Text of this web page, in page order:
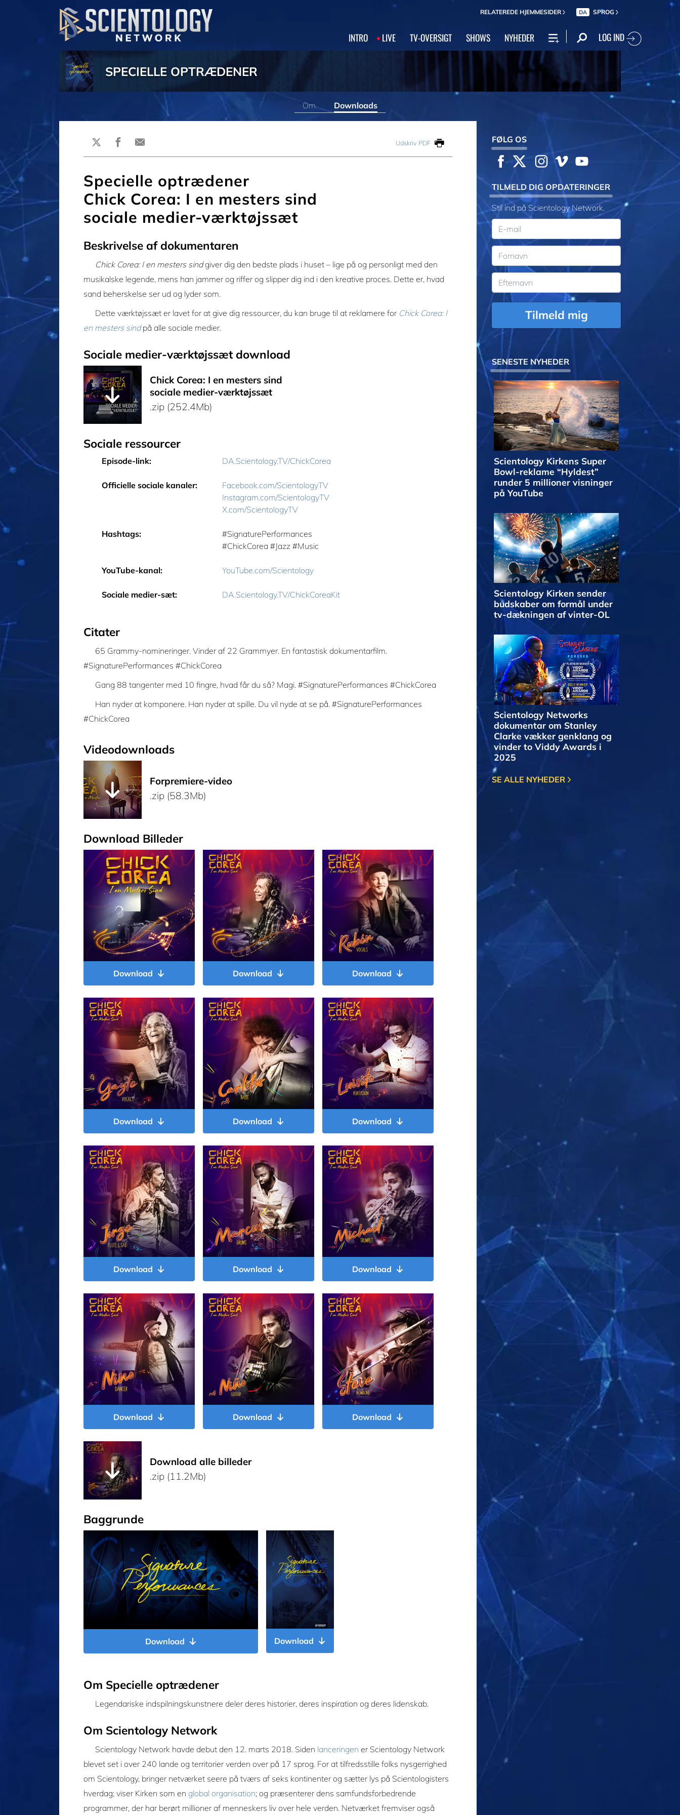
RELATEREDE HJEMMESIDER DA SPROG
INTRO LIVE TV‑OVERSIGT SHOWS NYHEDER LOG IND
SPECIELLE OPTRÆDENER
Om Downloads
Udskriv PDF
Specielle optrædener
Chick Corea: I en mesters sind
sociale medier-værktøjssæt
Beskrivelse af dokumentaren
Chick Corea: I en mesters sindgiver dig den bedste plads i huset – lige på og personligt med den
musikalske legende, mens han jammer og riffer og slipper dig ind i den kreative proces. Dette er, hvad
sand beherskelse ser ud og lyder som.
Dette værktøjssæt er lavet for at give dig ressourcer, du kan bruge til at reklamere for Chick Corea: I
en mesters sindpå alle sociale medier.
Sociale medier-værktøjssæt download
Chick Corea: I en mesters sind
sociale medier-værktøjssæt
.zip (252.4Mb)
Sociale ressourcer
Episode-link: DA.Scientology.TV/ChickCorea
Officielle sociale kanaler:
Facebook.com/ScientologyTV
Instagram.com/ScientologyTV
X.com/ScientologyTV
Hashtags:
‎#SignaturePerformances
‎#ChickCorea ‎#Jazz ‎#Music
YouTube-kanal: YouTube.com/Scientology
Sociale medier-sæt: DA.Scientology.TV/ChickCoreaKit
Citater
65 Grammy-nomineringer. Vinder af 22 Grammyer. En fantastisk dokumentarfilm.
#SignaturePerformances #ChickCorea
Gang 88 tangenter med 10 fingre, hvad får du så? Magi. #SignaturePerformances #ChickCorea
Han nyder at komponere. Han nyder at spille. Du vil nyde at se på. #SignaturePerformances
#ChickCorea
Videodownloads
Forpremiere-video
.zip (58.3Mb)
Download Billeder
Download Download Download
Download Download Download
Download Download Download
Download Download Download
Download alle billeder
.zip (11.2Mb)
Baggrunde
Download Download
Om Specielle optrædener
Legendariske indspilningskunstnere deler deres historier, deres inspiration og deres lidenskab.
Om Scientology Network
Scientology Network havde debut den 12. marts 2018. Siden lanceringen er Scientology Network
blevet set i over 240 lande og territorier verden over på 17 sprog. For at tilfredsstille folks nysgerrighed
om Scientology, bringer netværket seere på tværs af seks kontinenter og sætter lys på Scientologisters
hverdag; viser Kirken som en global organisation; og præsenterer dens samfundsforbedrende
programmer, der har berørt millioner af menneskers liv over hele verden. Netværket fremviser også
FØLG OS
TILMELD DIG OPDATERINGER
Stil ind på Scientology Network.
Tilmeld mig
SENESTE NYHEDER
Scientology Kirkens Super
Bowl-reklame “Hyldest”
runder 5 millioner visninger
på YouTube
Scientology Kirken sender
budskaber om formål under
tv-dækningen af vinter-OL
Scientology Networks
dokumentar om Stanley
Clarke vækker genklang og
vinder to Viddy Awards i
2025
SE ALLE NYHEDER